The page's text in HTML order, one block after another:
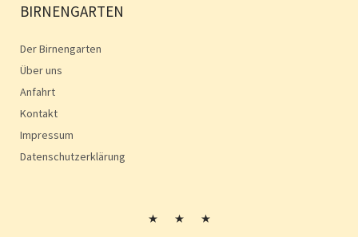
BIRNENGARTEN
Der Birnengarten
Über uns
Anfahrt
Kontakt
Impressum
Datenschutzerklärung